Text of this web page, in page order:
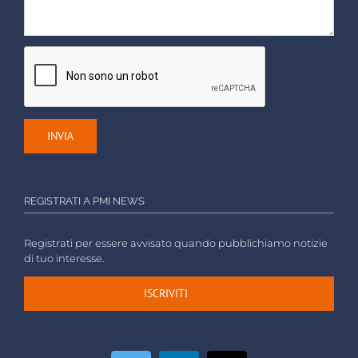
REGISTRATI A PMI NEWS
Registrati per essere avvisato quando pubblichiamo notizie
di tuo interesse.
ISCRIVITI